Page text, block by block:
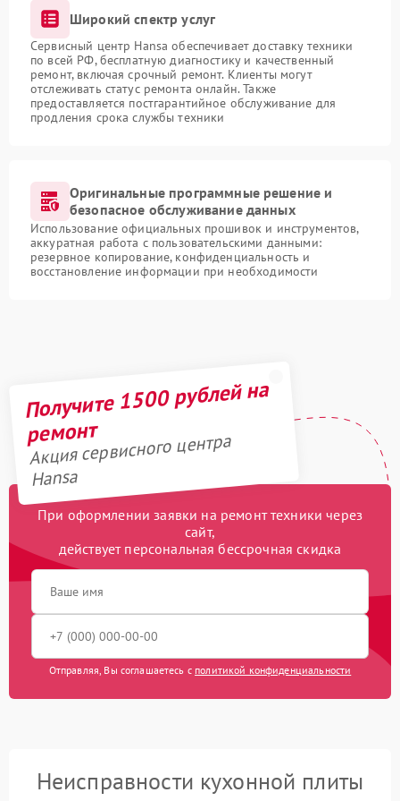
Широкий спектр услуг
Сервисный центр Hansa обеспечивает доставку техники
по всей РФ, бесплатную диагностику и качественный
ремонт, включая срочный ремонт. Клиенты могут
отслеживать статус ремонта онлайн. Также
предоставляется постгарантийное обслуживание для
продления срока службы техники
Оригинальные программные решение и
безопасное обслуживание данных
Использование официальных прошивок и инструментов,
аккуратная работа с пользовательскими данными:
резервное копирование, конфиденциальность и
восстановление информации при необходимости
Получите 1500 рублей на
ремонт
Акция сервисного центра
Hansa
При оформлении заявки на ремонт техники через
сайт,
действует персональная бессрочная скидка
Отправляя, Вы соглашаетесь с политикой конфиденциальности
Неисправности кухонной плиты